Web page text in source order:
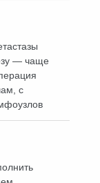
— чаще
с